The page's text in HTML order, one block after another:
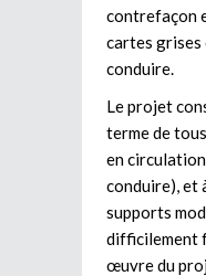
contrefaçon
cartes grises
conduire.
Le projet
terme de
en
conduire), et
supports
difficilement
œuvre du